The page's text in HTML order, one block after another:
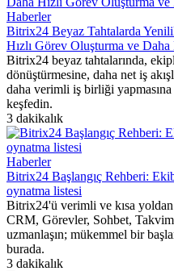
Haberler
Bitrix24 Beyaz Tahtalarda
Hızlı Görev Oluşturma ve
Bitrix24 beyaz tahtalarında,
dönüştürmesine, daha net iş
daha verimli iş birliği
keşfedin.
3 dakikalık
Haberler
Bitrix24 Başlangıç ​​Rehberi:
oynatma listesi
Bitrix24'ü verimli ve kısa
CRM, Görevler, Sohbet,
uzmanlaşın; mükemmel bir
burada.
3 dakikalık